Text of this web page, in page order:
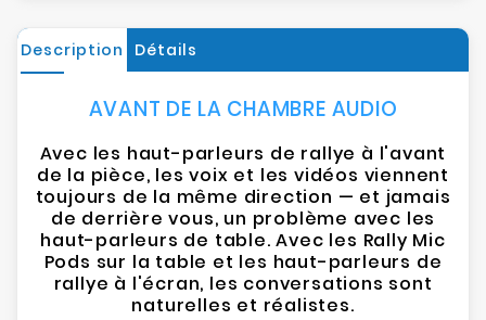
Description Détails
AVANT DE LA CHAMBRE AUDIO
Avec les haut-parleurs de rallye à l'avant
de la pièce, les voix et les vidéos viennent
toujours de la même direction — et jamais
de derrière vous, un problème avec les
haut-parleurs de table. Avec les Rally Mic
Pods sur la table et les haut-parleurs de
rallye à l'écran, les conversations sont
naturelles et réalistes.